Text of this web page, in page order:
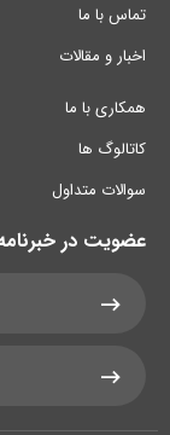
تماس با ما
اخبار و مقالات
همکاری با ما
کاتالوگ ها
سوالات متداول
عضویت در